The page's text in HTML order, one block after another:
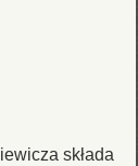
składa